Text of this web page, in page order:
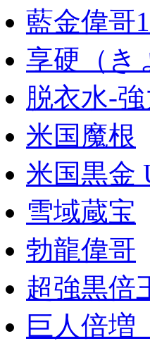
藍金偉哥
享硬（き
脱衣水-
米国魔根
米国黒金
雪域蔵宝
勃龍偉哥
超強黒倍
巨人倍増